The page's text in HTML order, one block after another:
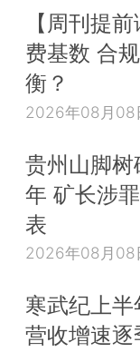
【周刊提
费基数 合
衡？
2026年08月08
贵州山脚
年 矿长涉
表
2026年08月08
寒武纪上
营收增速逐